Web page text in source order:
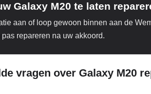
Galaxy M20 te laten
aan of loop gewoon binnen aan de
repareren na uw akkoord.
vragen over Galaxy M20